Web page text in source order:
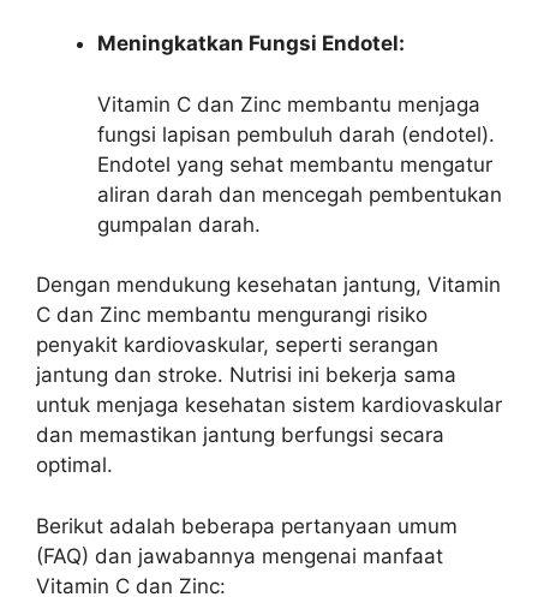
Meningkatkan Fungsi Endotel:
Vitamin C dan Zinc membantu menjaga
fungsi lapisan pembuluh darah (endotel).
Endotel yang sehat membantu mengatur
aliran darah dan mencegah pembentukan
gumpalan darah.
Dengan mendukung kesehatan jantung, Vitamin
C dan Zinc membantu mengurangi risiko
penyakit kardiovaskular, seperti serangan
jantung dan stroke. Nutrisi ini bekerja sama
untuk menjaga kesehatan sistem kardiovaskular
dan memastikan jantung berfungsi secara
optimal.
Berikut adalah beberapa pertanyaan umum
(FAQ) dan jawabannya mengenai manfaat
Vitamin C dan Zinc: